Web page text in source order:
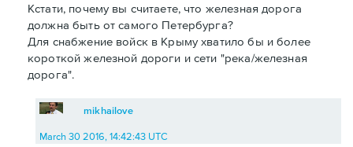
Кстати, почему вы считаете, что железная дорога
должна быть от самого Петербурга?
Для снабжение войск в Крыму хватило бы и более
короткой железной дороги и сети "река/железная
дорога".
mikhailove
March 30 2016, 14:42:43 UTC